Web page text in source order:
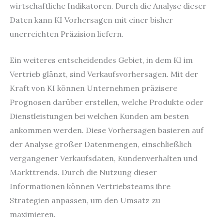
wirtschaftliche Indikatoren. Durch die Analyse dieser
Daten kann KI Vorhersagen mit einer bisher
unerreichten Präzision liefern.
Ein weiteres entscheidendes Gebiet, in dem KI im
Vertrieb glänzt, sind Verkaufsvorhersagen. Mit der
Kraft von KI können Unternehmen präzisere
Prognosen darüber erstellen, welche Produkte oder
Dienstleistungen bei welchen Kunden am besten
ankommen werden. Diese Vorhersagen basieren auf
der Analyse großer Datenmengen, einschließlich
vergangener Verkaufsdaten, Kundenverhalten und
Markttrends. Durch die Nutzung dieser
Informationen können Vertriebsteams ihre
Strategien anpassen, um den Umsatz zu
maximieren.